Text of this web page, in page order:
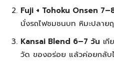
Fuji + Tohoku Onsen
นั่งรถไฟชมชนบท หิมะปลาย
Kansai Blend 6–7 วัน เกี
วัด ของอร่อย แล้วค่อยกลับ